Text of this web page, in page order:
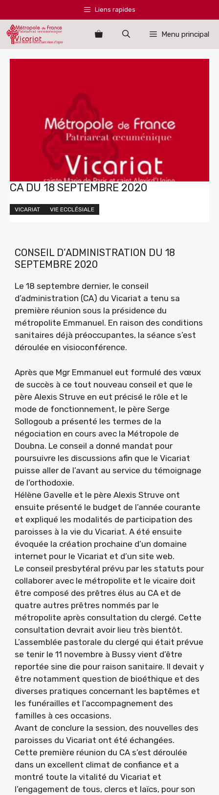
au
contenu
Liens rapides
Menu principal
CA DU 18 SEPTEMBRE 2020
VICARIAT VIE ECCLÉSIALE
CONSEIL D’ADMINISTRATION DU 18
SEPTEMBRE 2020
Le 18 septembre dernier, le conseil
d’administration (CA) du Vicariat a tenu sa
première réunion sous la présidence du
métropolite Emmanuel. En raison des conditions
sanitaires déjà préoccupantes, la séance s’est
déroulée en visioconférence.
Après que Mgr Emmanuel eut formulé des vœux
de succès à ce tout nouveau conseil et que le
père Alexis Struve en eut précisé le rôle et le
mode de fonctionnement, le père Serge
Sollogoub a présenté les termes de la
négociation en cours avec la Métropole de
Doubna. Le conseil a donné mandat pour
poursuivre les discussions afin que le Vicariat
puisse aller de l’avant au service du témoignage
de l’orthodoxie.
Hélène Gavelle et le père Alexis Struve ont
ensuite présenté le budget de l’année courante
et expliqué les modalités de participation des
paroisses à la vie du Vicariat. A été ensuite
évoquée la création prochaine d’un domaine
internet pour le Vicariat et d’un site web.
Le conseil presbytéral prévu par les statuts pour
collaborer avec le métropolite et le vicaire doit
être composé des prêtres élus au CA et de
quatre autres prêtres nommés par le
métropolite après consultation du clergé. Cette
consultation devrait avoir lieu très bientôt.
L’assemblée pastorale du clergé qui était prévue
se tenir le 11 novembre à Bussy vient d’être
reportée sine die pour raison sanitaire. Il devait y
être notamment question de bioéthique et des
diverses pratiques concernant les baptêmes et
les funérailles et l’accompagnement des
familles à ces occasions.
Avant de conclure la session, des nouvelles des
paroisses du Vicariat ont été échangées.
Cette première réunion du CA s’est déroulée
dans un excellent climat de confiance et a
montré toute la vitalité du Vicariat et
l’engagement de tous, clercs et laïcs, pour son